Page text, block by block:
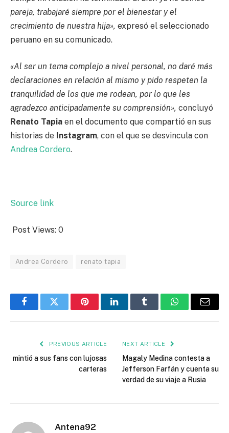
pareja, trabajaré siempre por el bienestar y el
crecimiento de nuestra hija», expresó el seleccionado
peruano en su comunicado.
«Al ser un tema complejo a nivel personal, no daré más
declaraciones en relación al mismo y pido respeten la
tranquilidad de los que me rodean, por lo que les
agradezco anticipadamente su comprensión», concluyó
Renato Tapia en el documento que compartió en sus
historias de Instagram, con el que se desvincula con
Andrea Cordero.
Source link
Post Views: 0
Andrea Cordero renato tapia
FacebookTwitter PinterestLinkedInTumblr WhatsAppEmail
PREVIOUS ARTICLE
mintió a sus fans con lujosas
carteras
NEXT ARTICLE
Magaly Medina contesta a
Jefferson Farfán y cuenta su
verdad de su viaje a Rusia
Antena92